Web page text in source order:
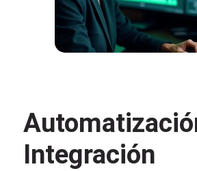
Integración